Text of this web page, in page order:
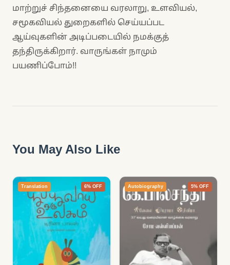
மாற்றுச் சிந்தனையை வரலாறு, உளவியல்,
சமூகவியல் துறைகளில் செய்யப்பட
ஆய்வுகளின் அடிப்படையில் நமக்குத்
தந்திருக்கிறார். வாருங்கள் நாமும்
பயணிப்போம்!!
You May Also Like
Translation 6% OFF Autobiography 5% OFF